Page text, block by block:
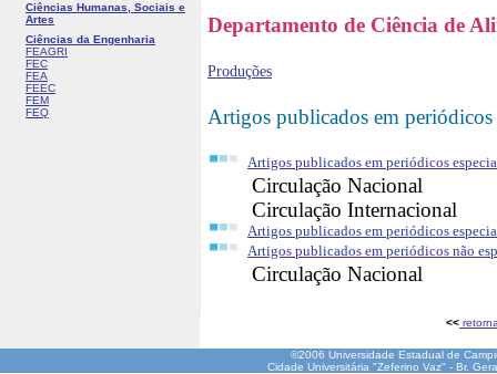
Ciências Humanas, Sociais e
Artes
Ciências da Engenharia
FEAGRI
FEC
FEA
FEEC
FEM
FEQ
Departamento de Ciência de
Produções
Artigos publicados em periódicos
Artigos publicados em periódicos
Circulação Nacional
Circulação Internacional
Artigos publicados em periódicos
Artigos publicados em periódicos não
Circulação Nacional
<<
©2006 Universidade Estadual de
Cidade Universitária "Zeferino Vaz" - Br.